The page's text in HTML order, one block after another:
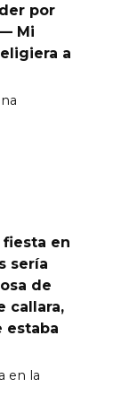
por
Mi
a
en
sería
de
callara,
estaba
en la